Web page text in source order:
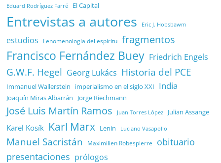
Eduard Rodríguez Farré El Capital
Entrevistas a autores Eric J. Hobsbawm
estudios Fenomenología del espíritu fragmentos
Francisco Fernández Buey Friedrich Engels
G.W.F. Hegel Georg Lukács Historia del PCE
Immanuel Wallerstein imperialismo en el siglo XXI India
Joaquín Miras Albarrán Jorge Riechmann
José Luis Martín Ramos Juan Torres López Julian Assange
Karel Kosík Karl Marx Lenin Luciano Vasapollo
Manuel Sacristán Maximilien Robespierre
obituario
presentaciones prólogos